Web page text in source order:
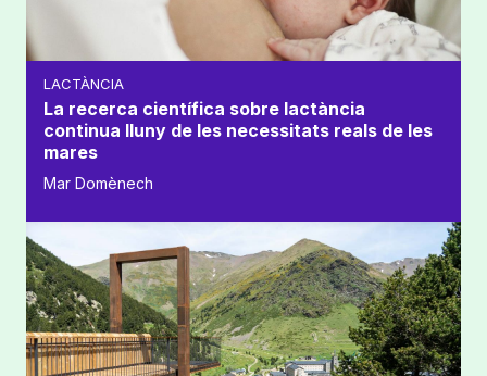
LACTÀNCIA
La recerca científica sobre lactància
continua lluny de les necessitats reals de les
mares
Mar Domènech